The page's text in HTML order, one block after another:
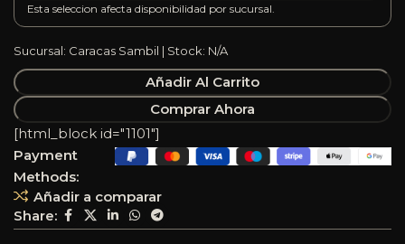
Esta seleccion afecta disponibilidad por sucursal.
Sucursal: Caracas Sambil | Stock: N/A
Añadir Al Carrito
Comprar Ahora
Añadir a comparar
Share:
[html_block id="1101"]
Payment
Methods: